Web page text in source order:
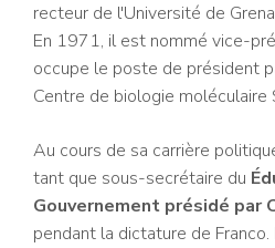
recteur de l'Université de
En 1971, il est nommé vice-
occupe le poste de président
Centre de biologie moléculaire
Au cours de sa carrière
tant que sous-secrétaire du
Gouvernement présidé par
pendant la dictature de